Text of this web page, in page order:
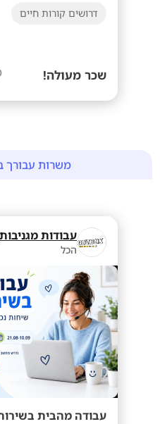
דרושים קורות חיים
שכר מעולה!
משרות עבורך
עבודות מגניבות
הכל